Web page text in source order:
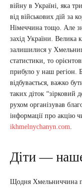
війну в Україні, яка
від військових дій за
Німеччина тощо. Але
захід України. Велика
залишилися у
статистики, то
прибуло у наш регіон.
відбувається, важко
таких діток “зірковий
рухом організував
інформації про акцію
ikhmelnychanyn.com
Діти —
Щодня Хмельниччина